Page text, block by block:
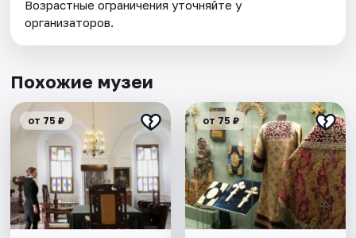
Возрастные ограничения уточняйте у
организаторов.
Похожие музеи
от 75 ₽ от 75 ₽